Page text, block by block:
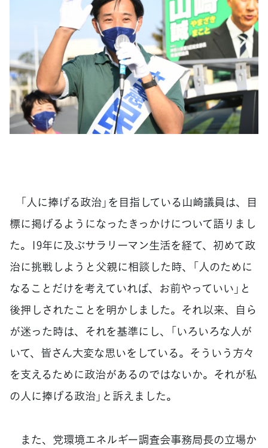
「人に捧げる政治」を目指している山崎議員は、目
標に掲げるようになったきっかけについて語りまし
た。19年に及ぶサラリーマン生活を経て、初めて政
治に挑戦しようと父親に相談した時、「人のために
なることだけを考えていれば、お前やっていい」と
後押しされたことを明かしました。それ以来、自ら
が迷った時は、それを基準にし、「いろいろな人が
いて、皆さん大変な思いをしている。そういう方々
を支えるために政治があるのではないか。それが私
の人に捧げる政治」と訴えました。
また、党環境エネルギー調査会事務局長の立場か